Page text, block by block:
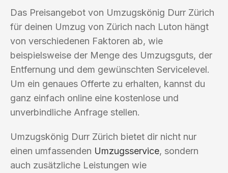
Das Preisangebot von Umzugskönig Durr Zürich
für deinen Umzug von Zürich nach Luton hängt
von verschiedenen Faktoren ab, wie
beispielsweise der Menge des Umzugsguts, der
Entfernung und dem gewünschten Servicelevel.
Um ein genaues Offerte zu erhalten, kannst du
ganz einfach online eine kostenlose und
unverbindliche Anfrage stellen.
Umzugskönig Durr Zürich bietet dir nicht nur
einen umfassenden Umzugsservice, sondern
auch zusätzliche Leistungen wie